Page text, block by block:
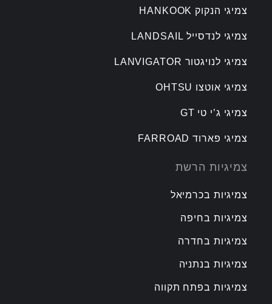
צמיגי הנקוק HANKOOK
צמיגי לנדסייל LANDSAIL
צמיגי לנויגטור LANVIGATOR
צמיגי אוטצו OHTSU
צמיגי ג’י טי GT
צמיגי פארוד FARROAD
צמיגיות הרשת
צמיגיות בכרמיאל
צמיגיות בחיפה
צמיגיות בחדרה
צמיגיות בנתניה
צמיגיות בפתח תקווה